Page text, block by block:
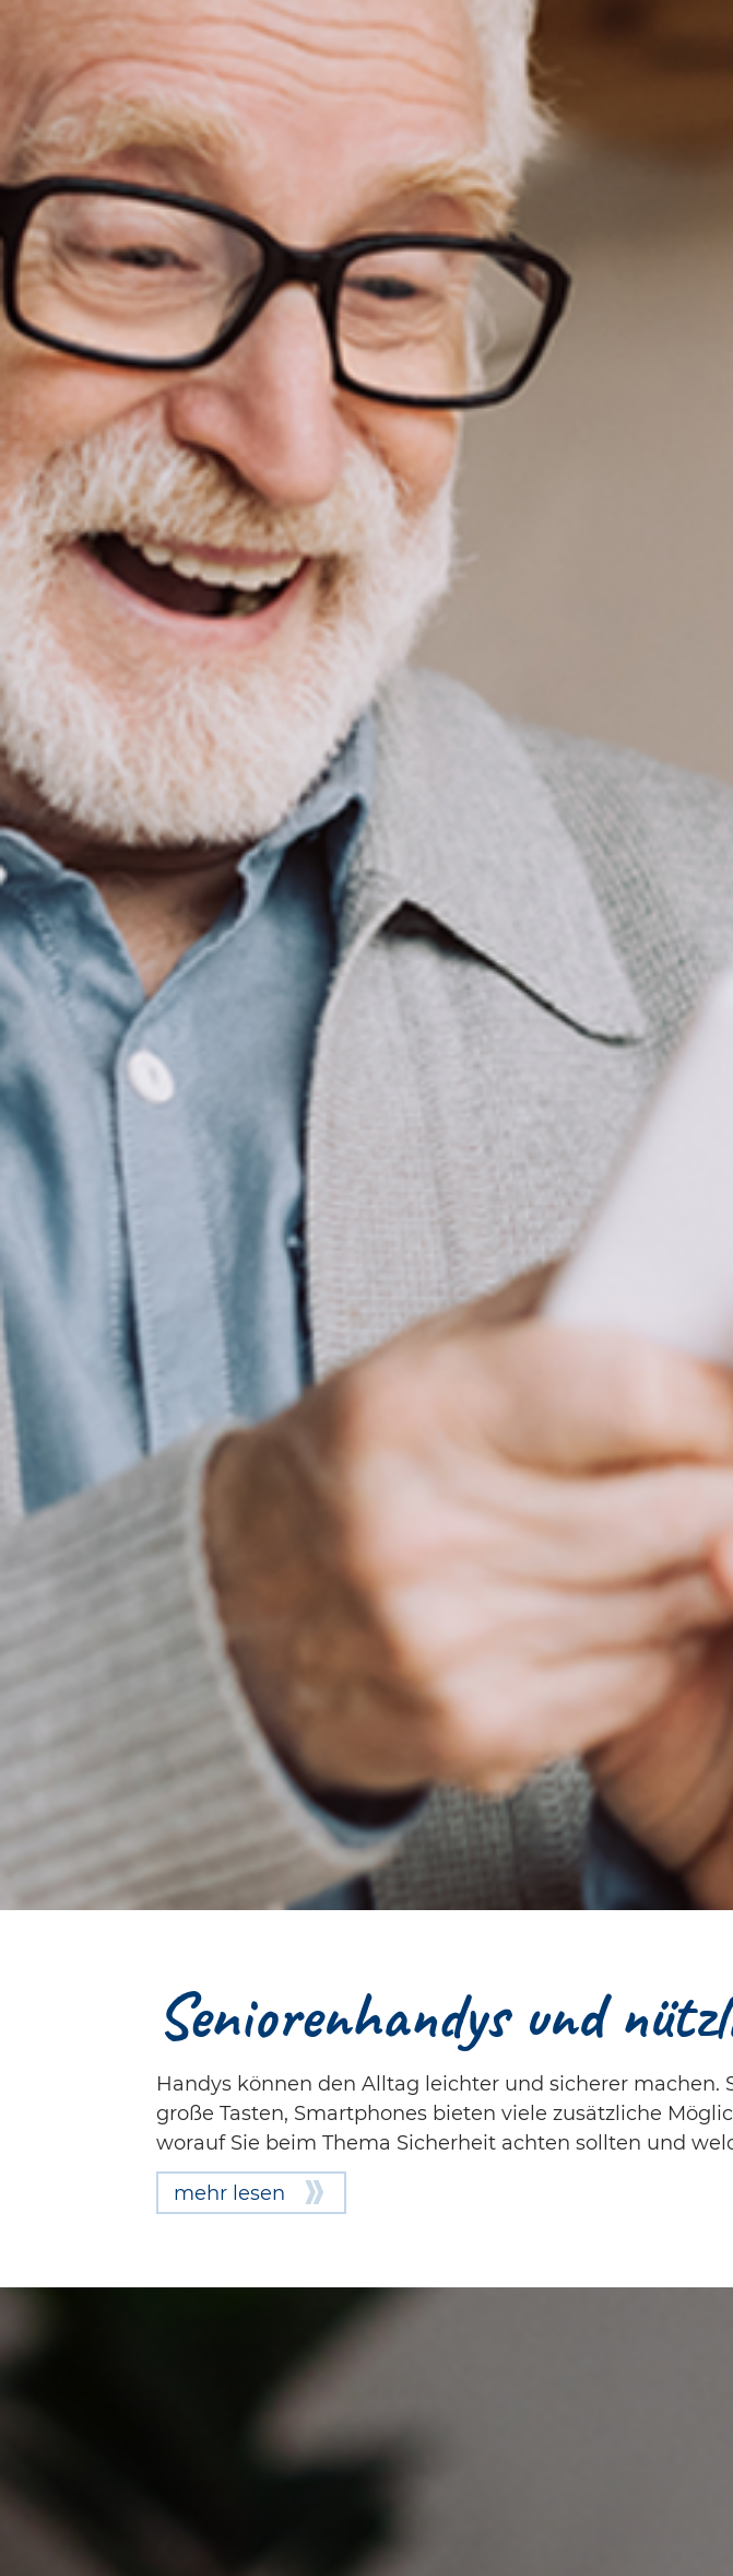
Seniorenhandys und
Handys können den Alltag leichter und sicherer
große Tasten, Smartphones bieten viele zusätzliche
worauf Sie beim Thema Sicherheit achten sollten und
mehr lesen